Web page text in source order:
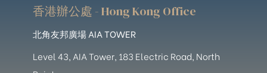
香港辦公處 - Hong Kong Office
北角友邦廣場 AIA TOWER
Level 43, AIA Tower, 183 Electric Road, North